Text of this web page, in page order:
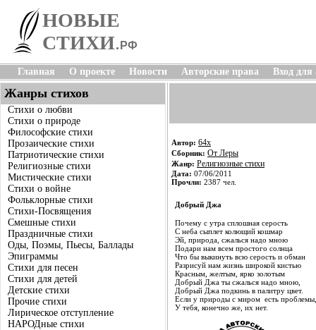
НОВЫЕ
СТИХИ. РФ
Главная О проекте Новости Авторские права Вход для
Жанры стихов
Стихи о любви
Стихи о природе
Философские стихи
Прозаические стихи
Патриотические стихи
Религиозные стихи
Мистические стихи
Стихи о войне
Фольклорные стихи
Стихи-Посвящения
Смешные стихи
Праздничные стихи
Оды, Поэмы, Пьесы, Баллады
Эпиграммы
Стихи для песен
Стихи для детей
Детские стихи
Прочие стихи
Лирическое отступление
НАРОДные стихи
Автор: 64x
Сборник: От Леры
Жанр: Религиозные стихи
Дата: 07/06/2011
Прочли: 2387 чел.
Добрый Джа
Почему с утра сплошная серость
С неба сыплет колющий кошмар
Эй, природа, сжалься надо мною
Подари нам всем простого солнца
Что бы выкинуть всю серость и обман
Разрисуй нам жизнь широкой кистью
Красным, желтым, ярко золотым
Добрый Джа ты сжалься надо мною,
Добрый Джа подкинь в палитру цвет.
Если у природы с миром есть проблемы,
У тебя, конечно же, их нет.